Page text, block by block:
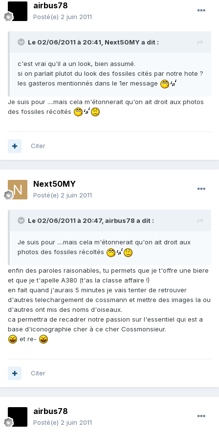
airbus78
Posté(e) 2 juin 2011
Le 02/06/2011 à 20:41, Next50MY a dit :
c'est vrai qu'il a un look, bien assumé.
si on parlait plutot du look des fossiles cités par notre hote ?
les gasteros mentionnés dans le 1er message
Je suis pour ....mais cela m'étonnerait qu'on ait droit aux photos
des fossiles récoltés
Citer
Next50MY
Posté(e) 2 juin 2011
Le 02/06/2011 à 20:47, airbus78 a dit :
Je suis pour ....mais cela m'étonnerait qu'on ait droit aux
photos des fossiles récoltés
enfin des paroles raisonables, tu permets que je t'offre une biere
et que je t'apelle A380 (t'as la classe affaire !)
en fait quand j'aurais 5 minutes je vais tenter de retrouver
d'autres telechargement de cossmann et mettre des images la ou
d'autres ont mis des noms d'oiseaux.
ca permettra de recadrer notre passion sur l'essentiel qui est a
base d'iconographie cher à ce cher Cossmonsieur.
et re-
Citer
airbus78
Posté(e) 2 juin 2011